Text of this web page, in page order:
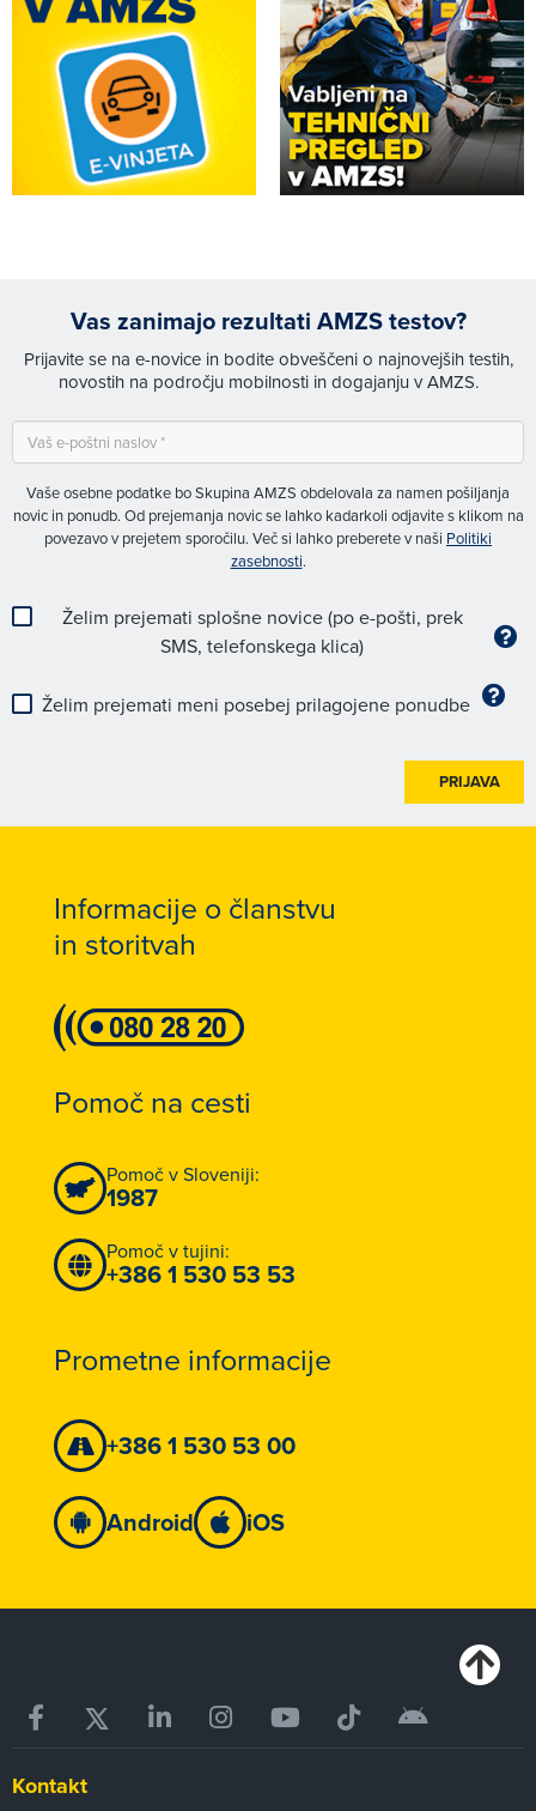
Vas zanimajo rezultati AMZS testov?
Prijavite se na e-novice in bodite obveščeni o najnovejših testih,
novostih na področju mobilnosti in dogajanju v AMZS.
Vaše osebne podatke bo Skupina AMZS obdelovala za namen pošiljanja
novic in ponudb. Od prejemanja novic se lahko kadarkoli odjavite s klikom na
povezavo v prejetem sporočilu. Več si lahko preberete v naši Politiki
zasebnosti.
Želim prejemati splošne novice (po e-pošti, prek
SMS, telefonskega klica)
Želim prejemati meni posebej prilagojene ponudbe
PRIJAVA
Informacije o članstvu
in storitvah
Pomoč na cesti
Pomoč v Sloveniji:
1987
Pomoč v tujini:
+386 1 530 53 53
Prometne informacije
+386 1 530 53 00
Android iOS
Kontakt